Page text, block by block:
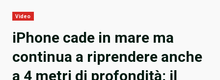
Video
iPhone cade in mare ma
continua a riprendere anche
a 4 metri di profondità: il